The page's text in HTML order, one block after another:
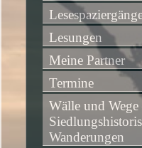
Lesungen
Meine Partner
Termine
Wälle und Wege
Wanderungen